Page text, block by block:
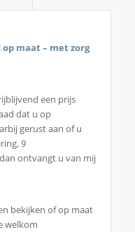
maat – met zorg
een prijs
dat u op
gerust aan of u
9
ontvangt u van mij
bekijken of op maat
welkom